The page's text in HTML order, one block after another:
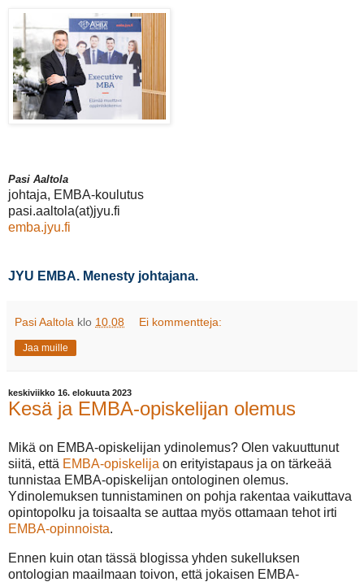
Pasi Aaltola
johtaja, EMBA-koulutus
pasi.aaltola(at)jyu.fi
emba.jyu.fi
JYU EMBA. Menesty johtajana.
Pasi Aaltola klo 10.08 Ei kommentteja:
Jaa muille
keskiviikko 16. elokuuta 2023
Kesä ja EMBA-opiskelijan olemus
Mikä on EMBA-opiskelijan ydinolemus? Olen vakuuttunut
siitä, että EMBA-opiskelija on erityistapaus ja on tärkeää
tunnistaa EMBA-opiskelijan ontologinen olemus.
Ydinolemuksen tunnistaminen on pohja rakentaa vaikuttava
opintopolku ja toisaalta se auttaa myös ottamaan tehot irti
EMBA-opinnoista.
Ennen kuin otan tässä blogissa yhden sukelluksen
ontologian maailmaan toivon, että jokaisen EMBA-